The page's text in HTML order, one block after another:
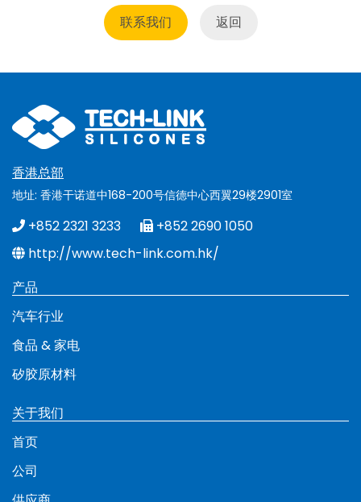
联系我们 返回
香港总部
地址: 香港干诺道中168-200号信德中心西翼29楼2901室
+852 2321 3233
+852 2690 1050
http://www.tech-link.com.hk/
产品
汽车行业
食品 & 家电
矽胶原材料
关于我们
首页
公司